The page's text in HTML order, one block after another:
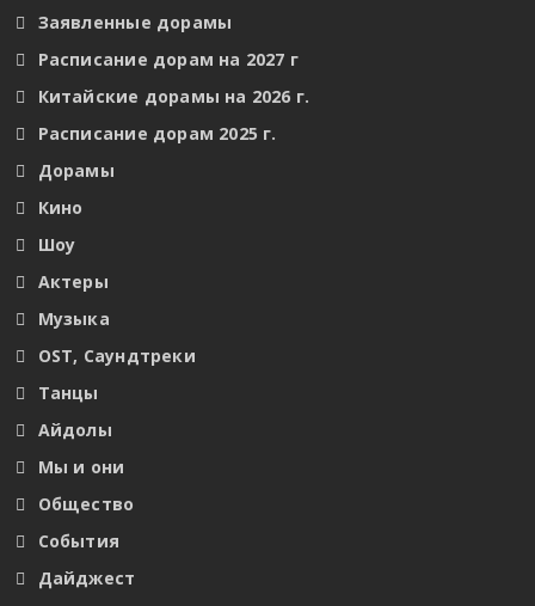
Заявленные дорамы
Расписание дорам на 2027 г
Китайские дорамы на 2026 г.
Расписание дорам 2025 г.
Дорамы
Кино
Шоу
Актеры
Музыка
OST, Саундтреки
Танцы
Айдолы
Мы и они
Общество
События
Дайджест